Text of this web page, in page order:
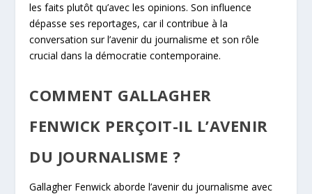
les faits plutôt qu’avec les opinions. Son influence
dépasse ses reportages, car il contribue à la
conversation sur l’avenir du journalisme et son rôle
crucial dans la démocratie contemporaine.
COMMENT GALLAGHER
FENWICK PERÇOIT-IL L’AVENIR
DU JOURNALISME ?
Gallagher Fenwick aborde l’avenir du journalisme avec